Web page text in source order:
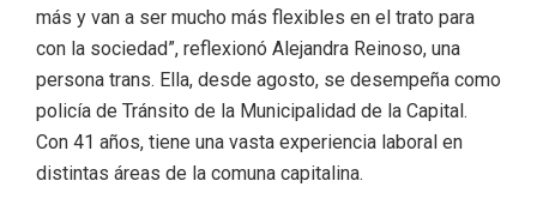
más y van a ser mucho más flexibles en el trato para
con la sociedad”, reflexionó Alejandra Reinoso, una
persona trans. Ella, desde agosto, se desempeña como
policía de Tránsito de la Municipalidad de la Capital.
Con 41 años, tiene una vasta experiencia laboral en
distintas áreas de la comuna capitalina.